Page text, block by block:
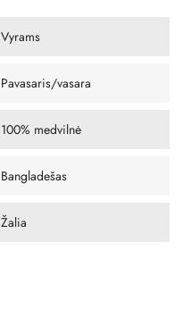
Vyrams
Pavasaris/vasara
100% medvilnė
Bangladešas
Žalia